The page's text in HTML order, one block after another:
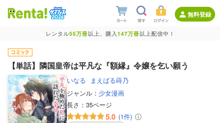
無料登録
レンタル55万冊以上、購入147万冊以上配信中！
【単話】隣国皇帝は平凡な『額縁』令嬢を乞い願う
いなる
まえばる蒔乃
ジャンル： 少女漫画
長さ： 35ページ
5.0 (1件)